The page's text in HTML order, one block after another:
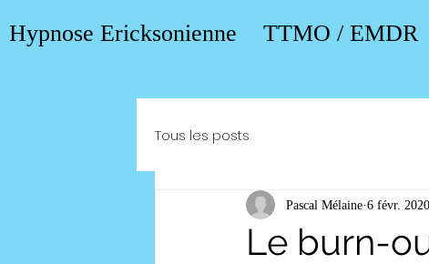
Hypnose Ericksonienne TTMO / EMDR
Tous les posts
Le burn-
Pascal Mélaine 6 févr. 2020